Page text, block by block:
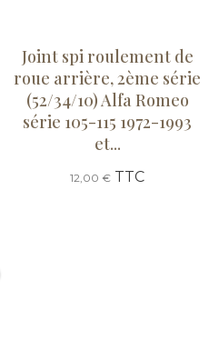
Joint spi roulement de
roue arrière, 2ème série
(52/34/10) Alfa Romeo
série 105-115 1972-1993
et...
12,00 € TTC